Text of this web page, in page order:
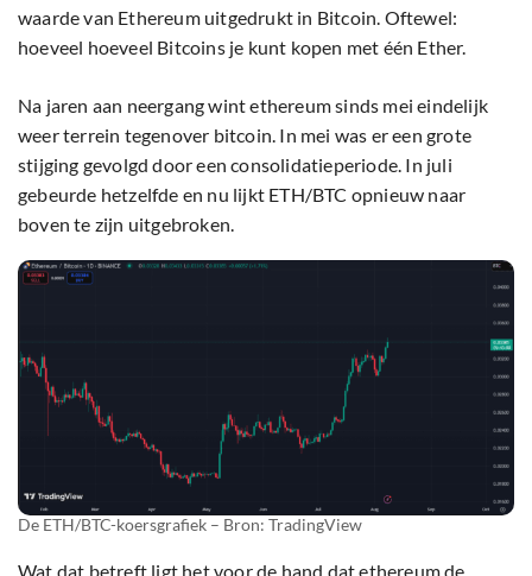
waarde van Ethereum uitgedrukt in Bitcoin. Oftewel:
hoeveel hoeveel Bitcoins je kunt kopen met één Ether.
Na jaren aan neergang wint ethereum sinds mei eindelijk
weer terrein tegenover bitcoin. In mei was er een grote
stijging gevolgd door een consolidatieperiode. In juli
gebeurde hetzelfde en nu lijkt ETH/BTC opnieuw naar
boven te zijn uitgebroken.
De ETH/BTC-koersgrafiek – Bron: TradingView
Wat dat betreft ligt het voor de hand dat ethereum de